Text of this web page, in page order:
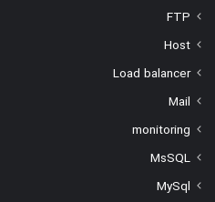
FTP
Host
Load balancer
Mail
monitoring
MsSQL
MySql